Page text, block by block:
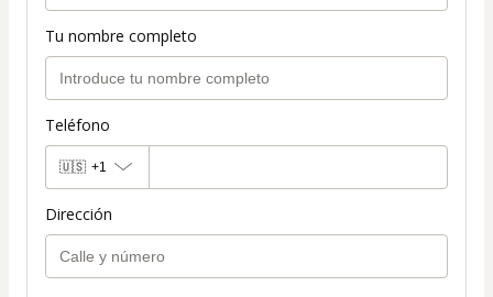
Tu nombre completo
Teléfono
🇺🇸 +1
Dirección